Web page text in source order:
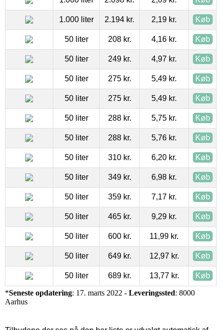
1.000 liter 2.194 kr. 2,19 kr. Køb
50 liter 208 kr. 4,16 kr. Køb
50 liter 249 kr. 4,97 kr. Køb
50 liter 275 kr. 5,49 kr. Køb
50 liter 275 kr. 5,49 kr. Køb
50 liter 288 kr. 5,75 kr. Køb
50 liter 288 kr. 5,76 kr. Køb
50 liter 310 kr. 6,20 kr. Køb
50 liter 349 kr. 6,98 kr. Køb
50 liter 359 kr. 7,17 kr. Køb
50 liter 465 kr. 9,29 kr. Køb
50 liter 600 kr. 11,99 kr. Køb
50 liter 649 kr. 12,97 kr. Køb
50 liter 689 kr. 13,77 kr. Køb
*Seneste opdatering: 17. marts 2022 - Leveringssted: 8000
Aarhus